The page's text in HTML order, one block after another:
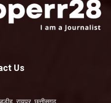
Us
रायपुर, छत्तीसगढ़